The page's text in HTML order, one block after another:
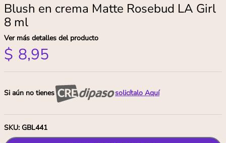
Blush en crema Matte Rosebud LA Girl
8 ml
Ver más detalles del producto
$ 8,95
Si aún no tienes solicítalo Aquí
SKU: GBL441